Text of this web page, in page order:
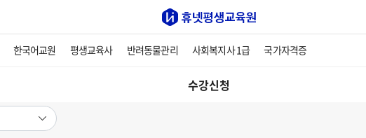
한국어교원 평생교육사 반려동물관리 사회복지사 1급 국가자격증
수강신청